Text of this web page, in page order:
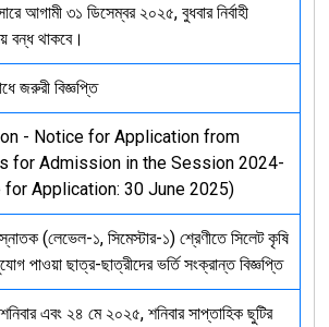
আগামী ৩১ ডিসেম্বর ২০২৫, বুধবার নির্বাহী
বন্ধ থাকবে।
জরুরী বিজ্ঞপ্তি
- Notice for Application from
for Admission in the Session 2024-
Application: 30 June 2025)
(লেভেল-১, সিমেস্টার-১) শ্রেণীতে সিলেট কৃষি
পাওয়া ছাত্র-ছাত্রীদের ভর্তি সংক্রান্ত বিজ্ঞপ্তি
এবং ২৪ মে ২০২৫, শনিবার সাপ্তাহিক ছুটির